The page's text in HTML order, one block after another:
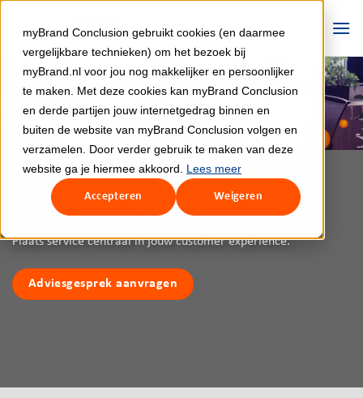
myBrand Conclusion gebruikt cookies (en daarmee
vergelijkbare technieken) om het bezoek bij
myBrand.nl voor jou nog makkelijker en persoonlijker
te maken. Met deze cookies kan myBrand Conclusion
en derde partijen jouw internetgedrag binnen en
buiten de website van myBrand Conclusion volgen en
verzamelen. Door verder gebruik te maken van deze
website ga je hiermee akkoord. Lees meer
Accepteren Weigeren
naar
inhoud
SAP Service Cloud
Plaats service centraal in jouw customer experience.
Adviesgesprek aanvragen